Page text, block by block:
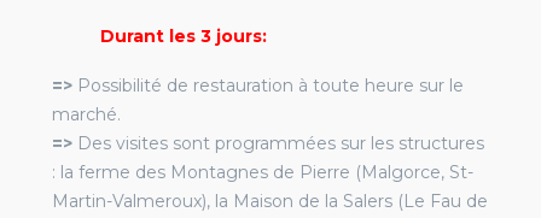
Durant les 3 jours:
=>Possibilité de restauration à toute heure sur le
marché.
=>Des visites sont programmées sur les structures
: la ferme des Montagnes de Pierre (Malgorce, St-
Martin-Valmeroux), la Maison de la Salers (Le Fau de